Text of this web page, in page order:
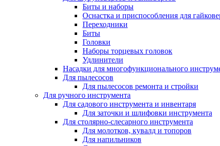
Биты и наборы
Оснастка и приспособления для
Переходники
Биты
Головки
Наборы торцевых головок
Удлинители
Насадки для многофункционального
Для пылесосов
Для пылесосов ремонта и стройки
Для ручного инструмента
Для садового инструмента и инвентаря
Для заточки и шлифовки инструмента
Для столярно-слесарного инструмента
Для молотков, кувалд и топоров
Для напильников